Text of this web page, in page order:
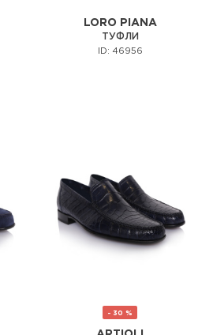
LORO PIANA
ТУФЛИ
ID: 46956
- 30 %